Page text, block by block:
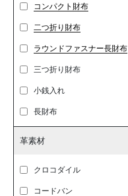
コンパクト財布
二つ折り財布
ラウンドファスナー長財布
三つ折り財布
小銭入れ
長財布
革素材
クロコダイル
コードバン